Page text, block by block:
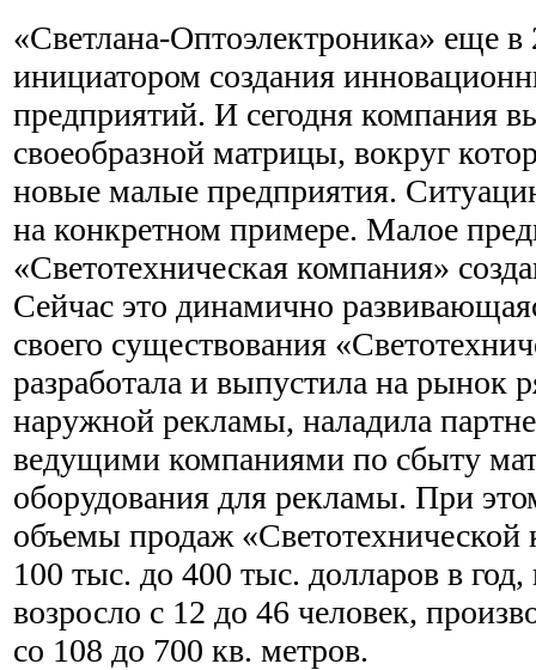
«Светлана-Оптоэлектроника» еще в
инициатором создания
предприятий. И сегодня компания
своеобразной матрицы, вокруг
новые малые предприятия.
на конкретном примере. Малое
«Светотехническая компания»
Сейчас это динамично
своего существования
разработала и выпустила на рынок
наружной рекламы, наладила
ведущими компаниями по сбыту
оборудования для рекламы. При
объемы продаж
100 тыс. до 400 тыс. долларов в год,
возросло с 12 до 46 человек,
со 108 до 700 кв. метров.